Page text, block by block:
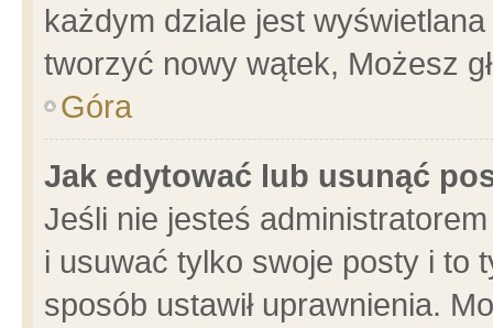
każdym dziale jest
tworzyć nowy wątek, Możesz
Góra
Jak edytować lub usunąć
Jeśli nie jesteś
i usuwać tylko swoje posty i to
sposób ustawił uprawnienia.